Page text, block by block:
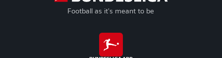
Football as it's meant to be